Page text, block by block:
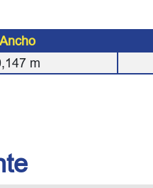
Ancho
m